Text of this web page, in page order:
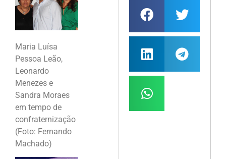
Maria Luísa
Pessoa Leão,
Leonardo
Menezes e
Sandra Moraes
em tempo de
confraternização
(Foto: Fernando
Machado)